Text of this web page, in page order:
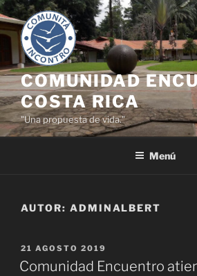
Saltar
al
contenido
COMUNIDAD
COSTA RICA
"Una propuesta de vida."
Menú
AUTOR: ADMINALBERT
PUBLICADO
EL
21 AGOSTO 2019
Comunidad Encuentro